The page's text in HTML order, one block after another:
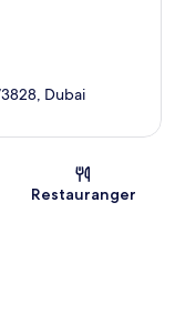
Dubai
Restauranger